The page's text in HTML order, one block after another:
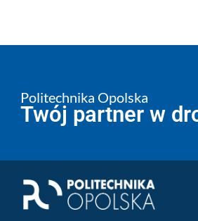
Politechnika Opolska
Twój partner w